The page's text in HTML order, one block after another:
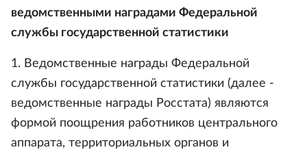
ведомственными наградами Федеральной
службы государственной статистики
1. Ведомственные награды Федеральной
службы государственной статистики (далее -
ведомственные награды Росстата) являются
формой поощрения работников центрального
аппарата, территориальных органов и